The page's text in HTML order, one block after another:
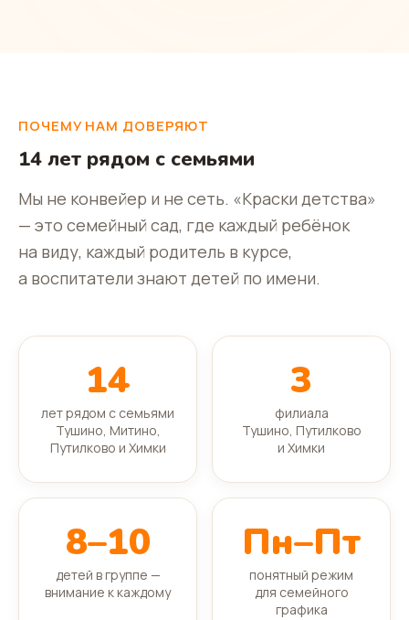
ПОЧЕМУ НАМ ДОВЕРЯЮТ
14 лет рядом с семьями
Мы не конвейер и не сеть. «Краски детства»
— это семейный сад, где каждый ребёнок
на виду, каждый родитель в курсе,
а воспитатели знают детей по имени.
14
лет рядом с семьями
Тушино, Митино,
Путилково и Химки
3
филиала
Тушино, Путилково
и Химки
8–10
детей в группе —
внимание к каждому
Пн–Пт
понятный режим
для семейного
графика